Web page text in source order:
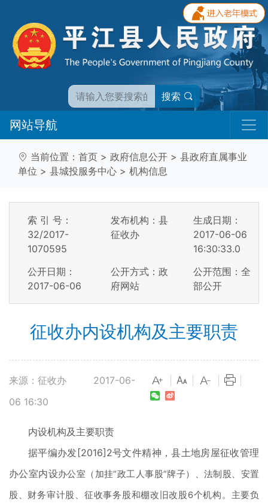
搜索
网站导航
当前位置： 首页 > 政府信息公开 > 县政府直属事业
单位 > 县城投服务中心 > 机构信息
索 引 号：
32/2017-
1070595
发布机构：县
征收办
生成日期：
2017-06-06
16:30:33.0
公开日期：
2017-06-06
公开方式：政
府网站
公开范围：全
部公开
征收办内设机构及主要职责
来源：征收办
2017-06-
06 16:30
内设机构及主要职责
据平编办发[2016]2号文件精神，县土地房屋征收管理
办公室内设办公室（加挂“政工人事股”牌子）、法制股、安置
股、财务审计股、征收事务股和棚改旧改股6个机构。主要负